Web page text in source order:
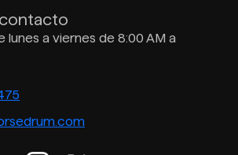
a viernes de 8:00 AM a